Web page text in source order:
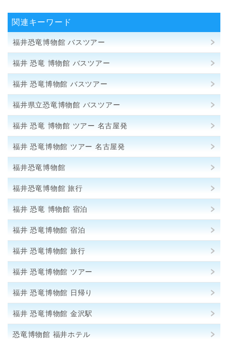
関連キーワード
福井恐竜博物館 バスツアー
福井 恐竜 博物館 バスツアー
福井 恐竜博物館 バスツアー
福井県立恐竜博物館 バスツアー
福井 恐竜 博物館 ツアー 名古屋発
福井 恐竜博物館 ツアー 名古屋発
福井恐竜博物館
福井恐竜博物館 旅行
福井 恐竜 博物館 宿泊
福井 恐竜博物館 宿泊
福井 恐竜博物館 旅行
福井 恐竜博物館 ツアー
福井 恐竜博物館 日帰り
福井 恐竜博物館 金沢駅
恐竜博物館 福井ホテル